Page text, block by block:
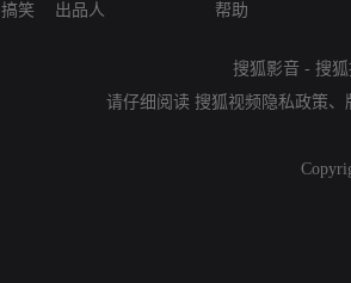
搞笑
出品人
帮助
搜狐影音 - 搜
请仔细阅读 搜狐视频隐私政策、